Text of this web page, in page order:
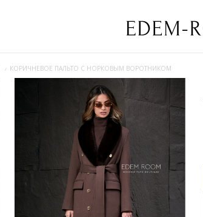
КОРИЧНЕВОЕ ПАЛЬТО С НОРКОВЫМ ВОРОТНИКОМ